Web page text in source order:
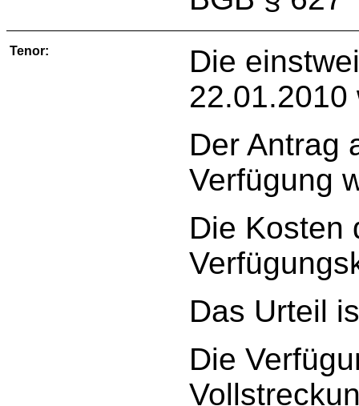
Tenor:
Die
22.01.2010
Der Antrag
Verfügung
Die Kosten
Das Urteil
Die